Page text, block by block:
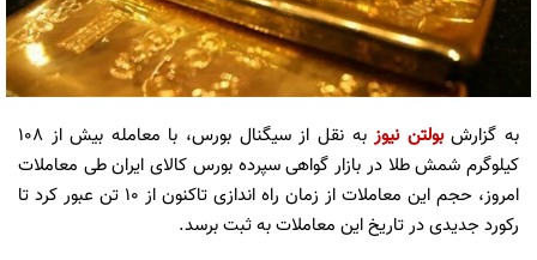
به گزارشبولتن نیوز
به نقل از سیگنال بورس، با معامله بیش از ۱۰۸
کیلوگرم شمش طلا در بازار گواهی سپرده بورس کالای ایران طی معاملات
امروز، حجم این معاملات از زمان راه اندازی تاکنون از ۱۰ تن عبور کرد تا
رکورد جدیدی در تاریخ این معاملات به ثبت برسد.